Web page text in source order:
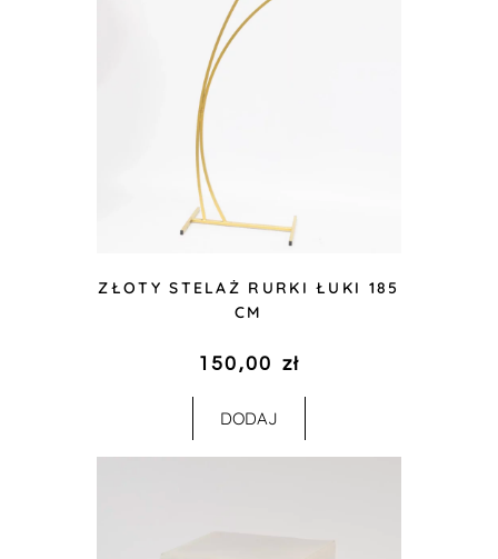
ZŁOTY STELAŻ RURKI ŁUKI 185
CM
150,00 zł
DODAJ